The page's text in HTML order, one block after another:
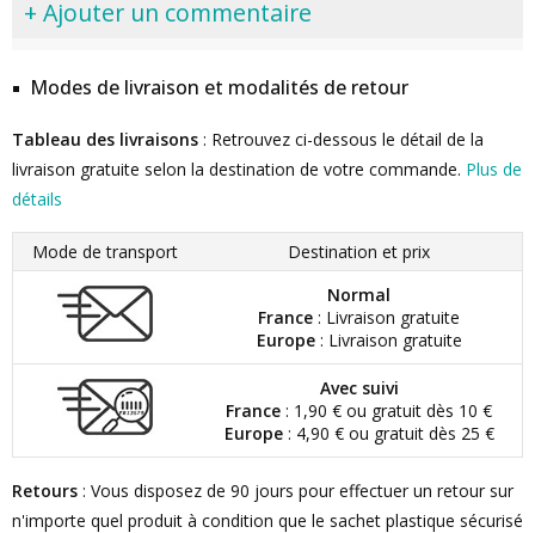
+ Ajouter un commentaire
Modes de livraison et modalités de retour
Tableau des livraisons : Retrouvez ci-dessous le détail de la
livraison gratuite selon la destination de votre commande. Plus de
détails
Mode de transport
Destination et prix
Normal
France : Livraison gratuite
Europe: Livraison gratuite
Avec suivi
France : 1,90 € ou gratuit dès 10 €
Europe: 4,90 € ou gratuit dès 25 €
Retours : Vous disposez de 90 jours pour effectuer un retour sur
n'importe quel produit à condition que le sachet plastique sécurisé